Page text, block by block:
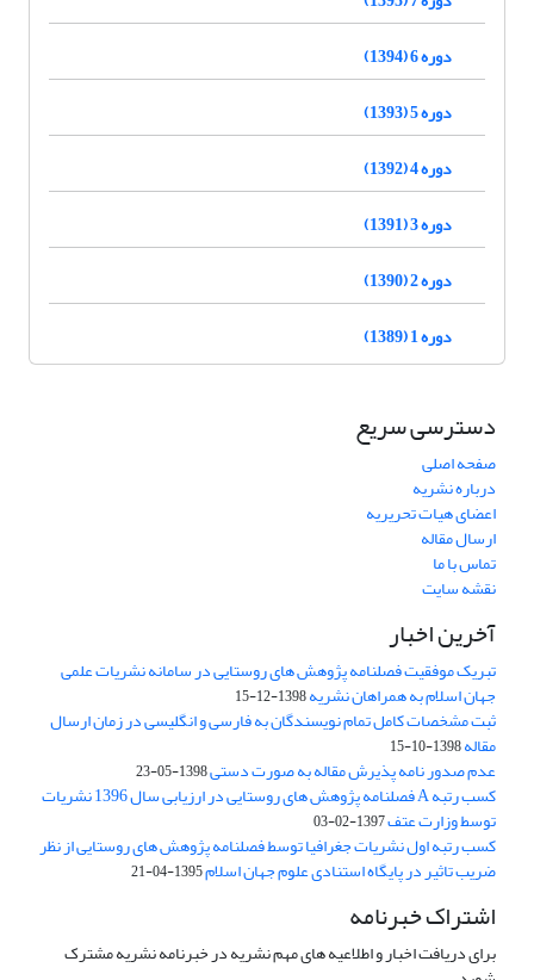
دوره 6 (1394)
دوره 5 (1393)
دوره 4 (1392)
دوره 3 (1391)
دوره 2 (1390)
دوره 1 (1389)
دسترسی سریع
صفحه اصلی
درباره نشریه
اعضای هیات تحریریه
ارسال مقاله
تماس با ما
نقشه سایت
آخرین اخبار
تبریک موفقیت فصلنامه پژوهش های روستایی در سامانه نشریات علمی
جهان اسلام به همراهان نشریه1398-12-15
ثبت مشخصات کامل تمام نویسندگان به فارسی و انگلیسی در زمان ارسال
مقاله1398-10-15
عدم صدور نامه پذیرش مقاله به صورت دستی1398-05-23
کسب رتبه A فصلنامه پژوهش های روستایی در ارزیابی سال 1396 نشریات
توسط وزارت عتف1397-02-03
کسب رتبه اول نشریات جغرافیا توسط فصلنامه پژوهش های روستایی از نظر
ضریب تاثیر در پایگاه استنادی علوم جهان اسلام1395-04-21
اشتراک خبرنامه
برای دریافت اخبار و اطلاعیه های مهم نشریه در خبرنامه نشریه مشترک